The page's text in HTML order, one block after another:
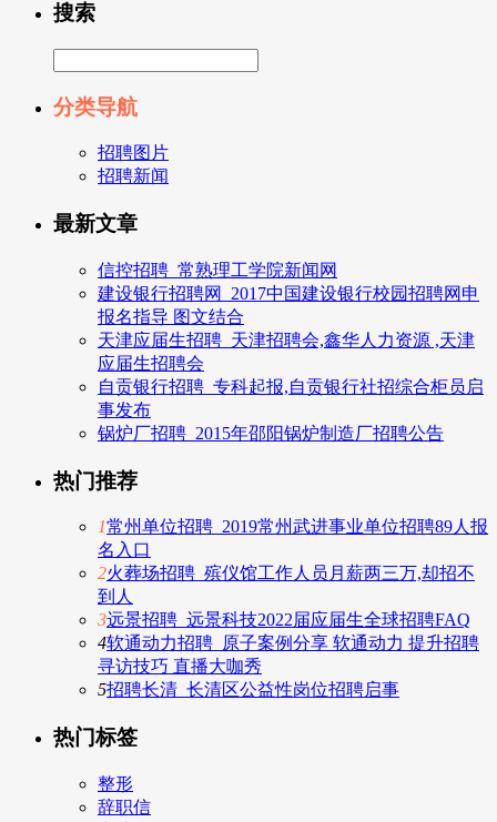
搜索
分类导航
招聘图片
招聘新闻
最新文章
信控招聘_常熟理工学院新闻网
建设银行招聘网_2017中国建设银行校园招聘网申
报名指导 图文结合
天津应届生招聘_天津招聘会,鑫华人力资源 ,天津
应届生招聘会
自贡银行招聘_专科起报,自贡银行社招综合柜员启
事发布
锅炉厂招聘_2015年邵阳锅炉制造厂招聘公告
热门推荐
1常州单位招聘_2019常州武进事业单位招聘89人报
名入口
2火葬场招聘_殡仪馆工作人员月薪两三万,却招不
到人
3远景招聘_远景科技2022届应届生全球招聘FAQ
4软通动力招聘_原子案例分享 软通动力 提升招聘
寻访技巧 直播大咖秀
5招聘长清_长清区公益性岗位招聘启事
热门标签
整形
辞职信